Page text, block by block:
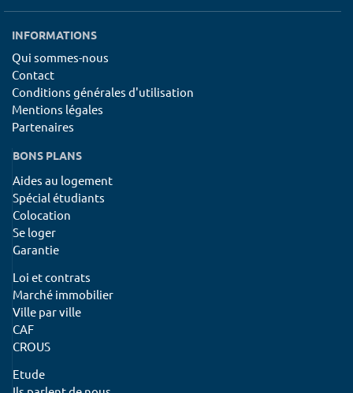
INFORMATIONS
Qui sommes-nous
Contact
Conditions générales d'utilisation
Mentions légales
Partenaires
BONS PLANS
Aides au logement
Spécial étudiants
Colocation
Se loger
Garantie
Loi et contrats
Marché immobilier
Ville par ville
CAF
CROUS
Etude